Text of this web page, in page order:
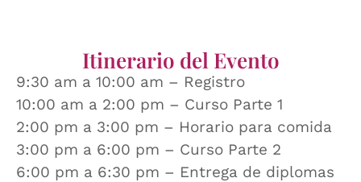
Itinerario del Evento
9:30 am a 10:00 am – Registro
10:00 am a 2:00 pm – Curso Parte 1
2:00 pm a 3:00 pm – Horario para comida
3:00 pm a 6:00 pm – Curso Parte 2
6:00 pm a 6:30 pm – Entrega de diplomas